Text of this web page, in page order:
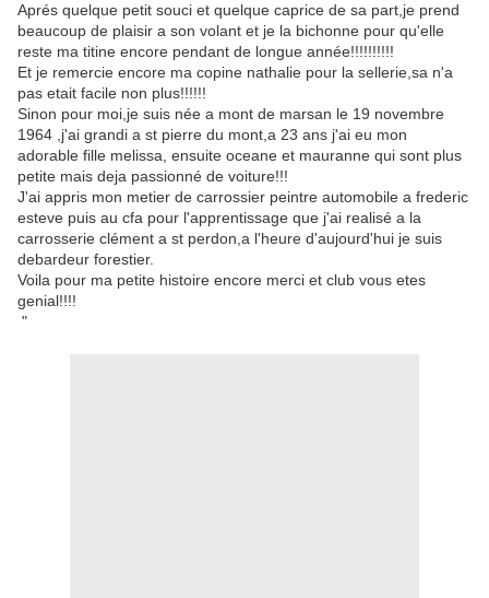
Aprés quelque petit souci et quelque caprice de sa part,je prend
beaucoup de plaisir a son volant et je la bichonne pour qu'elle
reste ma titine encore pendant de longue année!!!!!!!!!!
Et je remercie encore ma copine nathalie pour la sellerie,sa n'a
pas etait facile non plus!!!!!!
Sinon pour moi,je suis née a mont de marsan le 19 novembre
1964 ,j'ai grandi a st pierre du mont,a 23 ans j'ai eu mon
adorable fille melissa, ensuite oceane et mauranne qui sont plus
petite mais deja passionné de voiture!!!
J'ai appris mon metier de carrossier peintre automobile a frederic
esteve puis au cfa pour l'apprentissage que j'ai realisé a la
carrosserie clément a st perdon,a l'heure d'aujourd'hui je suis
debardeur forestier.
Voila pour ma petite histoire encore merci et club vous etes
genial!!!!
"